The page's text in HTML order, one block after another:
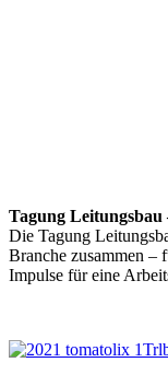
Tagung Leitungsbau
Die Tagung
Branche zusammen –
Impulse für eine